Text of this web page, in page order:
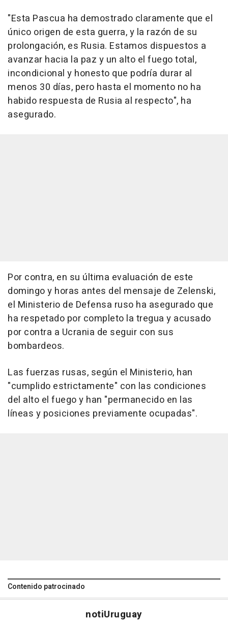
"Esta Pascua ha demostrado claramente que el
único origen de esta guerra, y la razón de su
prolongación, es Rusia. Estamos dispuestos a
avanzar hacia la paz y un alto el fuego total,
incondicional y honesto que podría durar al
menos 30 días, pero hasta el momento no ha
habido respuesta de Rusia al respecto", ha
asegurado.
Por contra, en su última evaluación de este
domingo y horas antes del mensaje de Zelenski,
el Ministerio de Defensa ruso ha asegurado que
ha respetado por completo la tregua y acusado
por contra a Ucrania de seguir con sus
bombardeos.
Las fuerzas rusas, según el Ministerio, han
"cumplido estrictamente" con las condiciones
del alto el fuego y han "permanecido en las
líneas y posiciones previamente ocupadas".
Contenido patrocinado
notiUruguay